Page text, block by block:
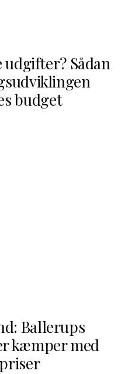
Sådan
budget
Ballerups
kæmper med